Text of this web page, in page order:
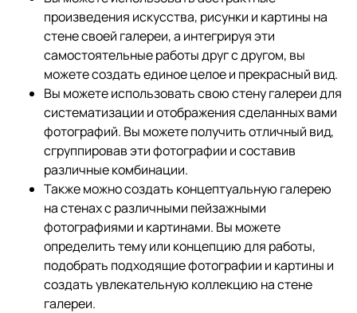
произведения искусства, рисунки и картины на
стене своей галереи, а интегрируя эти
самостоятельные работы друг с другом, вы
можете создать единое целое и прекрасный вид.
Вы можете использовать свою стену галереи для
систематизации и отображения сделанных вами
фотографий. Вы можете получить отличный вид,
сгруппировав эти фотографии и составив
различные комбинации.
Также можно создать концептуальную галерею
на стенах с различными пейзажными
фотографиями и картинами. Вы можете
определить тему или концепцию для работы,
подобрать подходящие фотографии и картины и
создать увлекательную коллекцию на стене
галереи.